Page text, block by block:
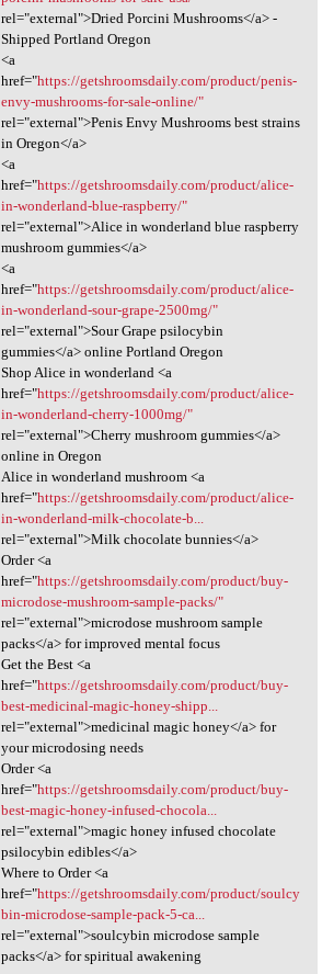
rel="external">Dried Porcini Mushrooms</a> -
Shipped Portland Oregon
<a
href="https://getshroomsdaily.com/product/penis-
envy-mushrooms-for-sale-online/"
rel="external">Penis Envy Mushrooms best strains
in Oregon</a>
<a
href="https://getshroomsdaily.com/product/alice-
in-wonderland-blue-raspberry/"
rel="external">Alice in wonderland blue raspberry
mushroom gummies</a>
<a
href="https://getshroomsdaily.com/product/alice-
in-wonderland-sour-grape-2500mg/"
rel="external">Sour Grape psilocybin
gummies</a> online Portland Oregon
Shop Alice in wonderland <a
href="https://getshroomsdaily.com/product/alice-
in-wonderland-cherry-1000mg/"
rel="external">Cherry mushroom gummies</a>
online in Oregon
Alice in wonderland mushroom <a
href="https://getshroomsdaily.com/product/alice-
in-wonderland-milk-chocolate-b...
rel="external">Milk chocolate bunnies</a>
Order <a
href="https://getshroomsdaily.com/product/buy-
microdose-mushroom-sample-packs/"
rel="external">microdose mushroom sample
packs</a> for improved mental focus
Get the Best <a
href="https://getshroomsdaily.com/product/buy-
best-medicinal-magic-honey-shipp...
rel="external">medicinal magic honey</a> for
your microdosing needs
Order <a
href="https://getshroomsdaily.com/product/buy-
best-magic-honey-infused-chocola...
rel="external">magic honey infused chocolate
psilocybin edibles</a>
Where to Order <a
href="https://getshroomsdaily.com/product/soulcy
bin-microdose-sample-pack-5-ca...
rel="external">soulcybin microdose sample
packs</a> for spiritual awakening